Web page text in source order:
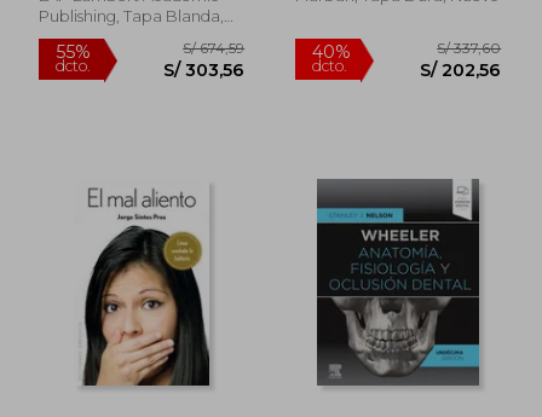
Publishing, Tapa Blanda,
Nuevo
55%
dcto.
S/ 674,59
S/ 303,56
40%
dcto. S/